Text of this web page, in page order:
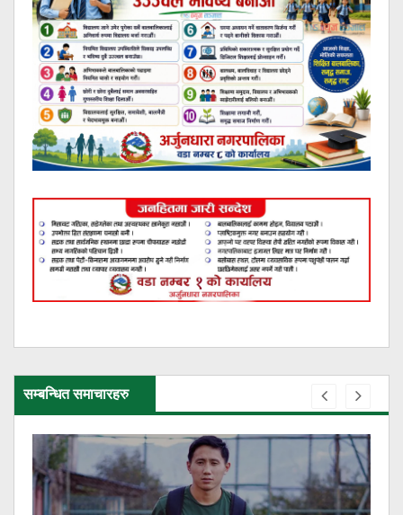
सम्बन्धित समाचारहरु